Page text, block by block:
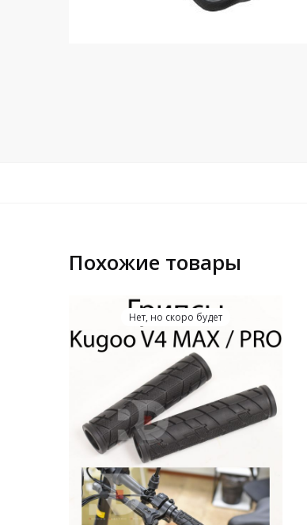
Похожие товары
Нет, но скоро будет